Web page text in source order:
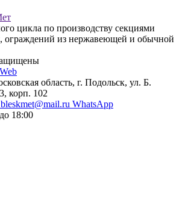
цикла по производству секциями
ограждений из нержавеющей и обычной
область, г. Подольск, ул. Б.
корп. 102
bleskmet@mail.ru WhatsApp
18:00